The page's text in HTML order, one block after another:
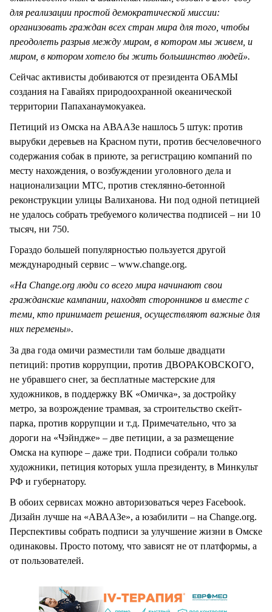
для реализации простой демократической миссии:
организовать граждан всех стран мира для того, чтобы
преодолеть разрыв между миром, в котором мы живем, и
миром, в котором хотело бы жить большинство людей».
Сейчас активисты добиваются от президента ОБАМЫ
создания на Гавайях природоохранной океанической
территории Папаханаумокуакеа.
Петиций из Омска на АВААЗе нашлось 5 штук: против
вырубки деревьев на Красном пути, против бесчеловечного
содержания собак в приюте, за регистрацию компаний по
месту нахождения, о возбуждении уголовного дела и
национализации МТС, против стеклянно-бетонной
реконструкции улицы Валиханова. Ни под одной петицией
не удалось собрать требуемого количества подписей – ни 10
тысяч, ни 750.
Гораздо большей популярностью пользуется другой
международный сервис – www.change.org.
«На Change.org люди со всего мира начинают свои
гражданские кампании, находят сторонников и вместе с
теми, кто принимает решения, осуществляют важные для
них перемены».
За два года омичи разместили там больше двадцати
петиций: против коррупции, против ДВОРАКОВСКОГО,
не убравшего снег, за бесплатные мастерские для
художников, в поддержку ВК «Омичка», за достройку
метро, за возрождение трамвая, за строительство скейт-
парка, против коррупции и т.д. Примечательно, что за
дороги на «Чэйндже» – две петиции, а за размещение
Омска на купюре – даже три. Подписи собрали только
художники, петиция которых ушла президенту, в Минкульт
РФ и губернатору.
В обоих сервисах можно авторизоваться через Facebook.
Дизайн лучше на «АВААЗе», а юзабилити – на Change.org.
Перспективы собрать подписи за улучшение жизни в Омске
одинаковы. Просто потому, что зависят не от платформы, а
от пользователей.